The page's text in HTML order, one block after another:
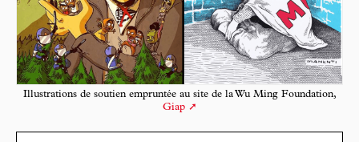
Illustrations de soutien empruntée au site de la Wu Ming Foundation,
Giap